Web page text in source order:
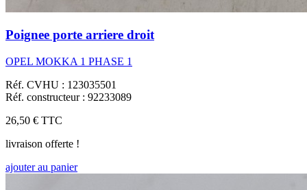
Poignee porte arriere droit
OPEL MOKKA 1 PHASE 1
Réf. CVHU : 123035501
Réf. constructeur : 92233089
26,50 € TTC
livraison offerte !
ajouter au panier